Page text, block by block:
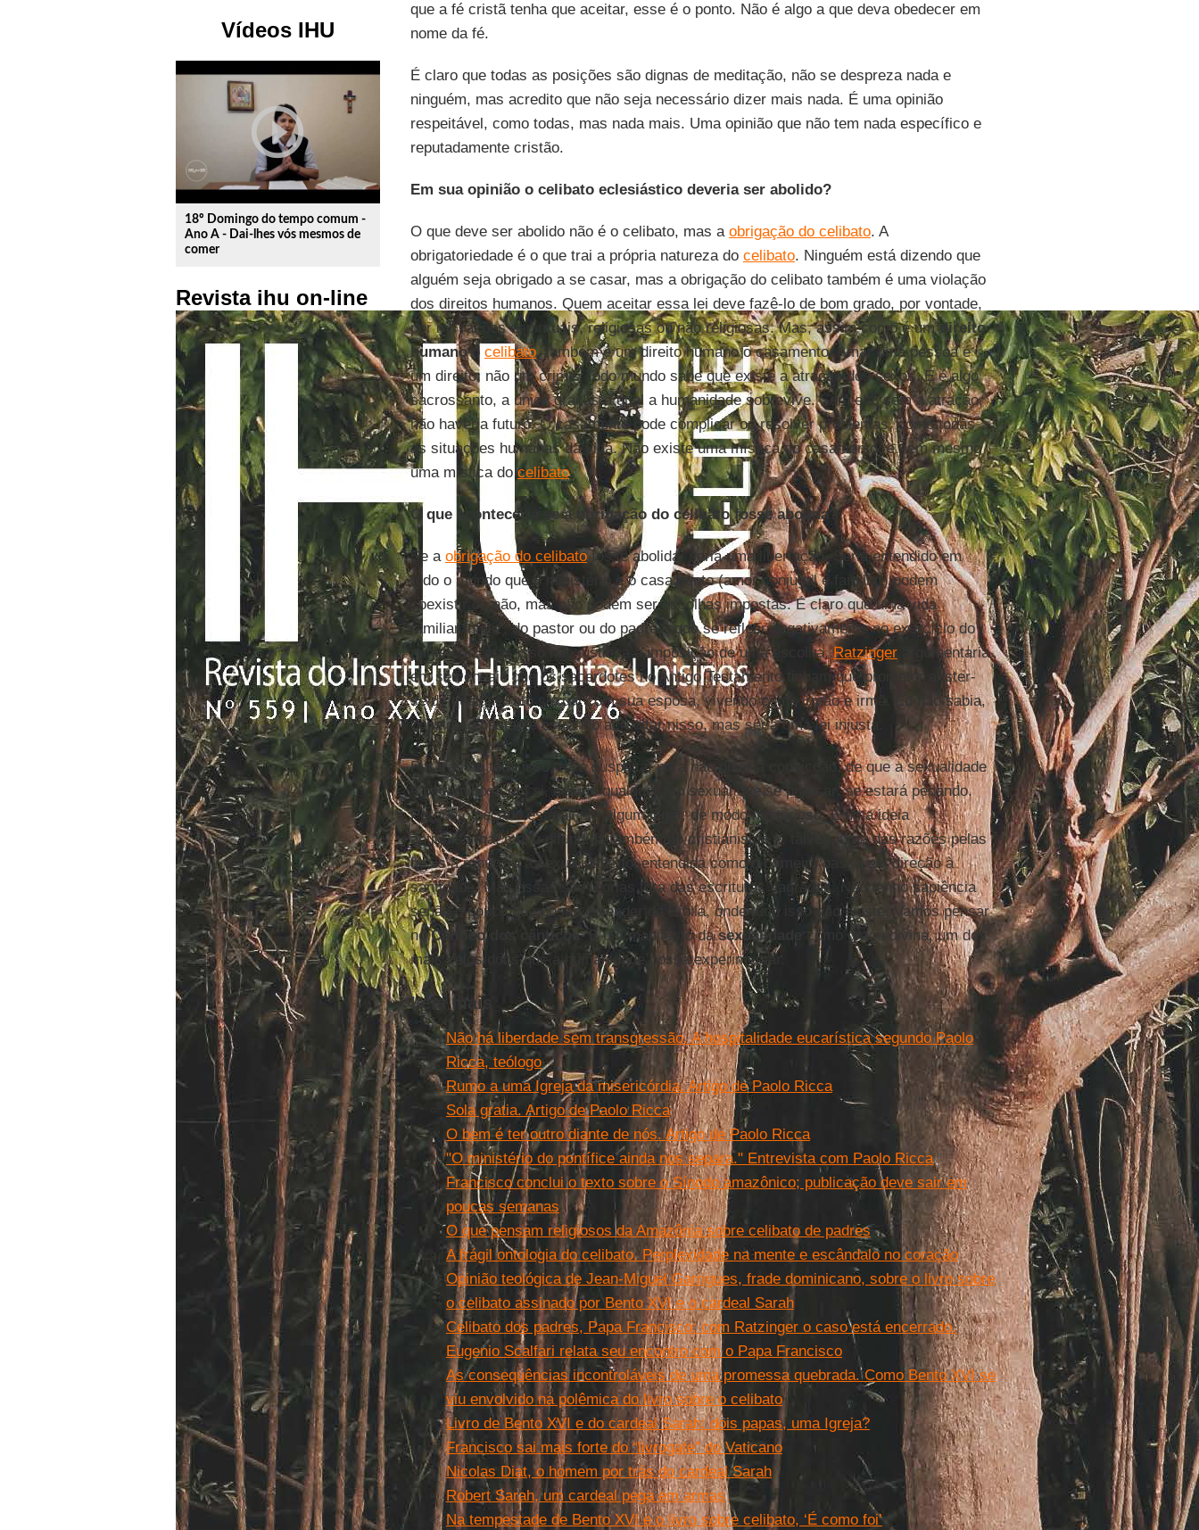
Vídeos IHU
play_circle_outline
18º Domingo do tempo comum -
Ano A - Dai-lhes vós mesmos de
comer
Revista ihu on-line
que a fé cristã tenha que aceitar, esse é o ponto. Não é algo a que deva obedecer em
nome da fé.
É claro que todas as posições são dignas de meditação, não se despreza nada e
ninguém, mas acredito que não seja necessário dizer mais nada. É uma opinião
respeitável, como todas, mas nada mais. Uma opinião que não tem nada específico e
reputadamente cristão.
Em sua opinião o celibato eclesiástico deveria ser abolido?
O que deve ser abolido não é o celibato, mas a obrigação do celibato. A
obrigatoriedade é o que trai a própria natureza do celibato. Ninguém está dizendo que
alguém seja obrigado a se casar, mas a obrigação do celibato também é uma violação
dos direitos humanos. Quem aceitar essa lei deve fazê-lo de bom grado, por vontade,
por mil razões espirituais, religiosas ou não religiosas. Mas, assim como é umdireito
humanoo celibato, também é um direito humano o casamento. Amar uma pessoa é
um direito, não um crime. Todo mundo sabe que existe a atração dos sexos. E é algo
sacrossanto, a única graças à qual a humanidade sobrevive. Sem ela, sem a atração,
não haveria futuro. O casamento pode complicar ou resolver problemas, como todas
as situações humanas da vida. Não existe uma mística do casamento, e nem mesmo
uma mística do celibato.
O que aconteceria se a obrigação do celibato fosse abolida?
Se a obrigação do celibatofosse abolida, seria uma libertação. Seria entendido em
todo o mundo que o ministério e o casamento (amor conjugal e familiar) podem
coexistir ou não, mas não podem ser escolhas impostas. É claro que uma vida
familiar infeliz, do pastor ou do padre, pode se refletir negativamente no exercício do
ministério, mas isso não justifica a imposição de uma escolha.Ratzingerargumentaria
em seu ensaio que os sacerdotes no Antigo Testamento tinham que prometer abster-
se de qualquer ato sexual com sua esposa, vivendo como irmão e irmã. Eu não sabia,
considero bastante estranho acreditar nisso, mas seria uma lei injusta.
Por trás de tudo isso, há a suspeita, para não dizer a convicção, de que a sexualidade
é pecaminosa em si, de que qualquer ato sexual que se praticar, se estará pecando.
Porque o pecado está ali em algum lugar, de modo misterioso. É uma ideia
antiquíssima, muito difundida também no cristianismo e, talvez, uma das razões pelas
quais a renúncia à sexualidade foi entendida como o primeiro passo em direção à
santidade. Mas essas são teorias fora das escrituras sagradas. Não tenho sapiência
senão o pouco que posso entender da Bíblia, onde tudo isso não existe. Vamos pensar
noCântico dos cânticos. É um manifesto dasexualidade
como graça divina, um dos
mais belos dons que a humanidade possa experimentar.
Leia mais
Não há liberdade sem transgressão. A hospitalidade eucarística segundo Paolo
Ricca, teólogo
Rumo a uma Igreja da misericórdia. Artigo de Paolo Ricca
Sola gratia. Artigo de Paolo Ricca
O bem é ter outro diante de nós. Artigo de Paolo Ricca
"O ministério do pontífice ainda nos separa." Entrevista com Paolo Ricca
Francisco conclui o texto sobre o Sínodo amazônico; publicação deve sair em
poucas semanas
O que pensam religiosos da Amazônia sobre celibato de padres
A frágil ontologia do celibato. Perplexidade na mente e escândalo no coração
Opinião teológica de Jean-Miguel Garrigues, frade dominicano, sobre o livro sobre
o celibato assinado por Bento XVI e o cardeal Sarah
Celibato dos padres, Papa Francisco: com Ratzinger o caso está encerrado.
Eugenio Scalfari relata seu encontro com o Papa Francisco
As consequências incontroláveis de uma promessa quebrada. Como Bento XVI se
viu envolvido na polêmica do livro sobre o celibato
Livro de Bento XVI e do cardeal Sarah: dois papas, uma Igreja?
Francisco sai mais forte do “livrogate” do Vaticano
Nicolas Diat, o homem por trás do cardeal Sarah
Robert Sarah, um cardeal pega em armas
Na tempestade de Bento XVI e o livro sobre celibato, ‘É como foi’